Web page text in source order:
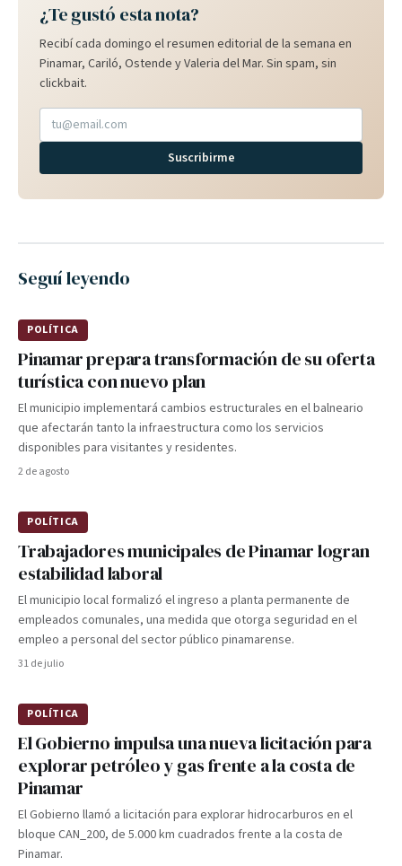
¿Te gustó esta nota?
Recibí cada domingo el resumen editorial de la semana en
Pinamar, Cariló, Ostende y Valeria del Mar. Sin spam, sin
clickbait.
Suscribirme
Seguí leyendo
POLÍTICA
Pinamar prepara transformación de su oferta
turística con nuevo plan
El municipio implementará cambios estructurales en el balneario
que afectarán tanto la infraestructura como los servicios
disponibles para visitantes y residentes.
2 de agosto
POLÍTICA
Trabajadores municipales de Pinamar logran
estabilidad laboral
El municipio local formalizó el ingreso a planta permanente de
empleados comunales, una medida que otorga seguridad en el
empleo a personal del sector público pinamarense.
31 de julio
POLÍTICA
El Gobierno impulsa una nueva licitación para
explorar petróleo y gas frente a la costa de
Pinamar
El Gobierno llamó a licitación para explorar hidrocarburos en el
bloque CAN_200, de 5.000 km cuadrados frente a la costa de
Pinamar.